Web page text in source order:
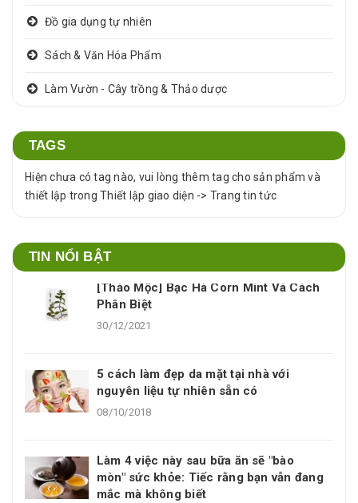
Đồ gia dụng tự nhiên
Sách & Văn Hóa Phẩm
Làm Vườn - Cây trồng & Thảo dược
TAGS
Hiện chưa có tag nào, vui lòng thêm tag cho sản phẩm và
thiết lập trong Thiết lập giao diện -> Trang tin tức
TIN NỔI BẬT
[Thảo Mộc] Bạc Hà Corn Mint Và Cách
Phân Biệt
30/12/2021
5 cách làm đẹp da mặt tại nhà với
nguyên liệu tự nhiên sẵn có
08/10/2018
Làm 4 việc này sau bữa ăn sẽ "bào
mòn" sức khỏe: Tiếc rằng bạn vẫn đang
mắc mà không biết